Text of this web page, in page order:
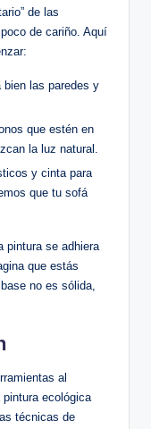
de las
de cariño. Aquí
bien las paredes y
que estén en
la luz natural.
y cinta para
que tu sofá
pintura se adhiera
que estás
no es sólida,
al
ecológica
técnicas de